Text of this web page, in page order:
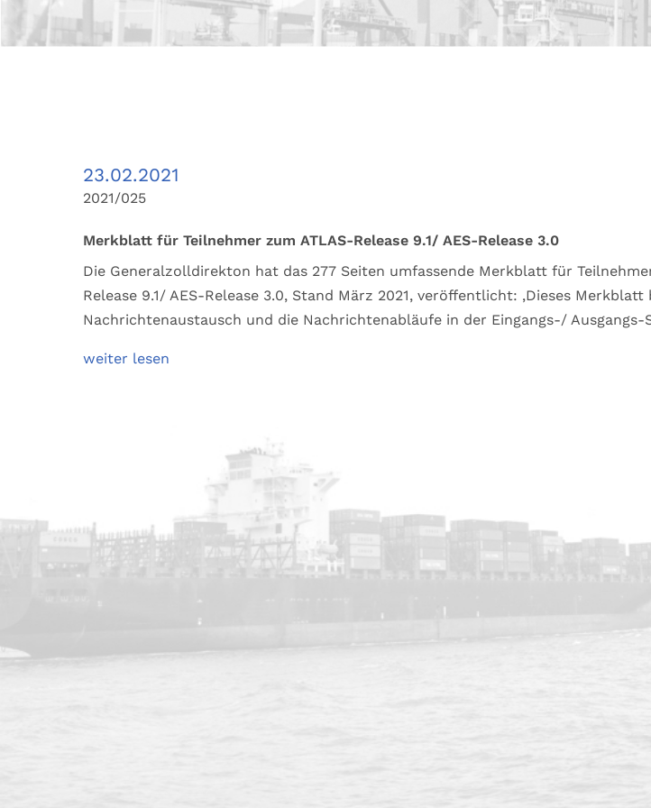
23.02.2021
2021/025
Merkblatt für Teilnehmer zum ATLAS-Release 9.1/ AES-Release 3.0
Die Generalzolldirekton hat das 277 Seiten umfassende Merkblatt für
Release 9.1/ AES-Release 3.0, Stand März 2021, veröffentlicht: ‚Dieses
Nachrichtenaustausch und die Nachrichtenabläufe in der Eingangs-/ Ausgangs-
weiter lesen